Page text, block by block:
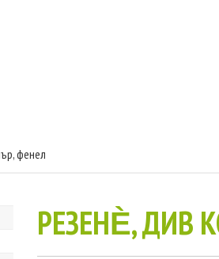
фенел
РЕЗЕНЀ, ДИВ